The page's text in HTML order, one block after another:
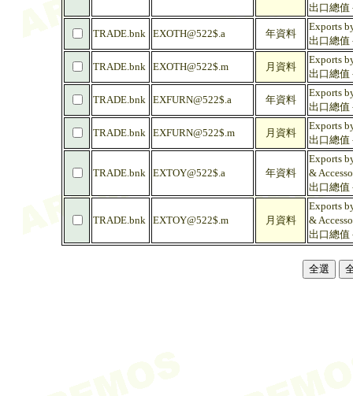
出口總值
TRADE.bnk EXOTH@522$.a 年資料
Exports
出口總值
TRADE.bnk EXOTH@522$.m 月資料
Exports
出口總值
TRADE.bnk EXFURN@522$.a 年資料
Exports
出口總值
TRADE.bnk EXFURN@522$.m 月資料
Exports
出口總值
TRADE.bnk EXTOY@522$.a 年資料
Exports
&
出口總值
TRADE.bnk EXTOY@522$.m 月資料
Exports
&
出口總值